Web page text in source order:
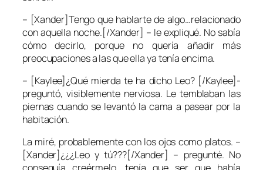
– [Xander]Tengo que hablarte de algo…relacionado
con aquella noche.[/Xander] – le expliqué. No sabía
cómo decirlo, porque no quería añadir más
preocupaciones a las que ella ya tenía encima.
– [Kaylee]¿Qué mierda te ha dicho Leo? [/Kaylee]-
preguntó, visiblemente nerviosa. Le temblaban las
piernas cuando se levantó la cama a pasear por la
habitación.
La miré, probablemente con los ojos como platos. –
[Xander]¿¿¿Leo y tú???[/Xander] – pregunté. No